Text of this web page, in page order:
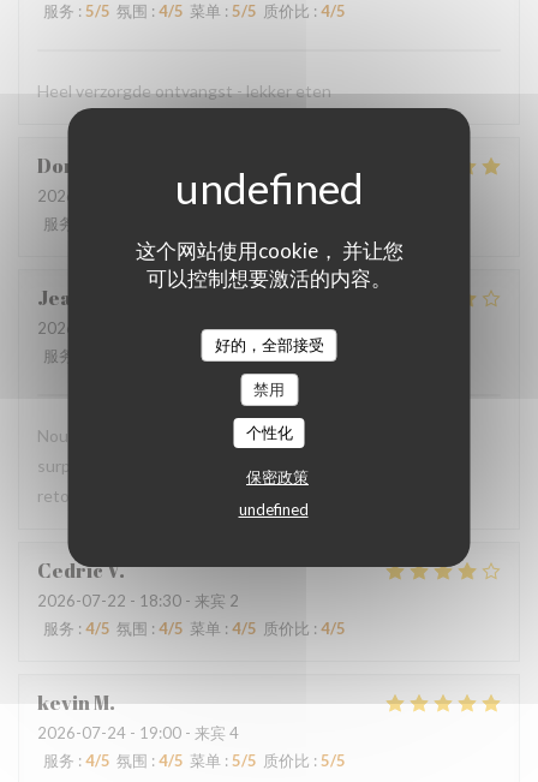
这个网站使用cookie， 并让您
可以控制想要激活的内容。
好的，全部接受
禁用
个性化
保密政策
undefined
服务 : 5/5 氛围 : 4/5 菜单 : 5/5 质价比 : 4/5
Heel verzorgde ontvangst - lekker eten
Dorothée
2026-08-01
- 19:00 - 来宾 3
服务
Jean-Marie C
2026-07-29
- 19:45 - 来宾 2
服务
菜单: 4/5 质价比:4 /5
Nous avons pris le menu proposé et ce fut une agréable
surprise, le filet de viande BBB super délicieux Nous y
retournerons
CedricV
2026-07-22 - 18:30 - 来宾 2
服务 : 4/5 氛围 : 4/5 菜单 : 4/5 质价比 : 4/5
kevinM
2026-07-24 - 19:00 - 来宾 4
服务 : 4/5 氛围 :4/5 菜单 : 5/5 质价比 :5/5